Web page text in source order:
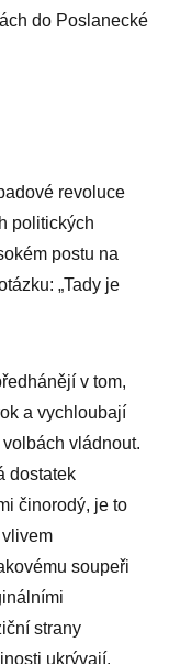
do Poslanecké
revoluce
politických
postu na
„Tady je
v tom,
a vychloubají
vládnout.
dostatek
činorodý, je to
soupeři
strany
ukrývají.